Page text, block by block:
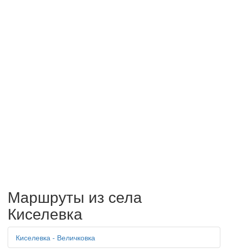
Маршруты из села
Киселевка
Киселевка - Величковка